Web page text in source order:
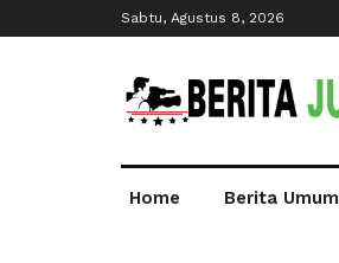
Sabtu, Agustus 8, 2026
Home Berita Umum